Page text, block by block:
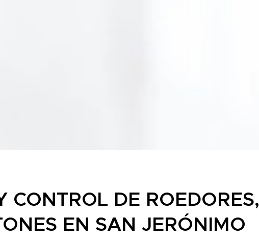
CONTROL DE ROEDORES,
EN SAN JERÓNIMO